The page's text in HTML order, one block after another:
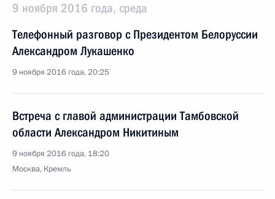
9 ноября 2016 года, среда
Телефонный разговор с Президентом Белоруссии
Александром Лукашенко
9 ноября 2016 года, 20:25
Встреча с главой администрации Тамбовской
области Александром Никитиным
9 ноября 2016 года, 18:20
Москва, Кремль